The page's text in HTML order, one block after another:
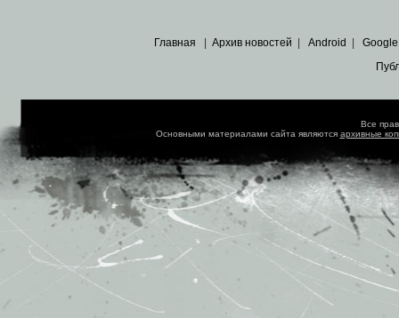
Главная Архив новостей Android Google
Все
Основными материалами сайта являются архивные